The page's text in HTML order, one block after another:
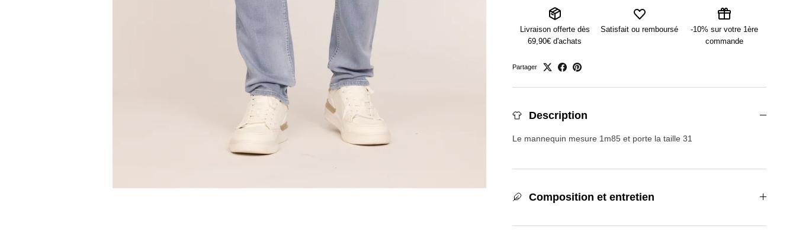
Livraison offerte dès
69,90€ d'achats
Satisfait ou remboursé
-10% sur votre 1ère
commande
Partager
Description
Le mannequin mesure 1m85 et porte la taille 31
Composition et entretien